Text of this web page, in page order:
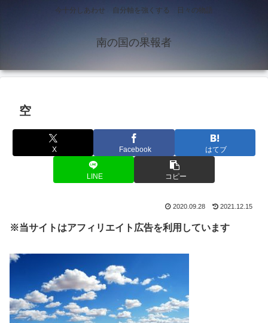
今十分しあわせ 自分軸を強くする 日々の物語
南の国の果報者
空
X Facebook はてブ
LINE コピー
2020.09.28 2021.12.15
※当サイトはアフィリエイト広告を利用しています